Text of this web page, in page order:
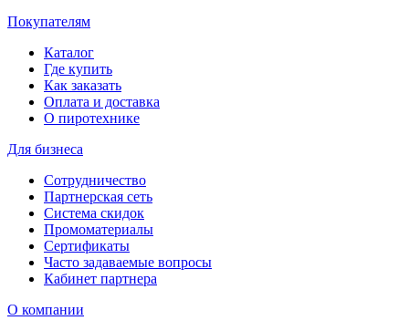
Покупателям
Каталог
Где купить
Как заказать
Оплата и доставка
О пиротехнике
Для бизнеса
Сотрудничество
Партнерская сеть
Система скидок
Промоматериалы
Сертификаты
Часто задаваемые вопросы
Кабинет партнера
О компании